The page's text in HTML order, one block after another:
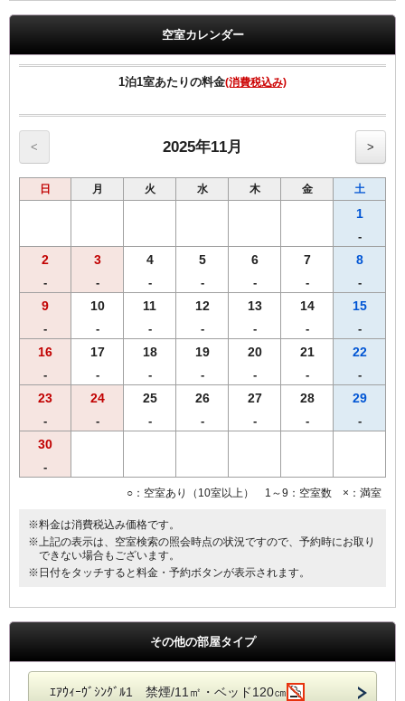
☆Wi-Fi 及び有線LAN環境完備
☆有料VOD（ビデオ・オン・デマンド）対応
☆館内にコンビニあり
☆シングル11㎡のお部屋のベットサイズは120㎝です。
☆ツインのお部屋のベットサイズは120㎝です。
☆セミダブルとはシングル15㎡の2名様利用です
■宿泊税のご案内■
大阪府条例により、ご宿泊料金に応じた宿泊税を別途頂戴いたしま
空室カレンダー
1泊1室あたりの料金(消費税込み)
< 2025年11月 >
日 月 火 水 木 金 土
1
-
2
-
3
-
4
-
5
-
6
-
7
-
8
-
9
-
10
-
11
-
12
-
13
-
14
-
15
-
16
-
17
-
18
-
19
-
20
-
21
-
22
-
23
-
24
-
25
-
26
-
27
-
28
-
29
-
30
-
○：空室あり（10室以上） 1～9：空室数 ×：満室
※料金は消費税込み価格です。
※上記の表示は、空室検索の照会時点の状況ですので、予約時にお取り
できない場合もございます。
※日付をタッチすると料金・予約ボタンが表示されます。
その他の部屋タイプ
ｴｱｳｨｰｳﾞｼﾝｸﾞﾙ1 禁煙/11㎡・ベッド120㎝